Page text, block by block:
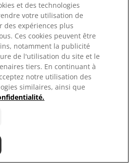
et des technologies
votre utilisation de
des expériences plus
Ces cookies peuvent être
notamment la publicité
de l'utilisation du site et le
tiers. En continuant à
notre utilisation des
similaires, ainsi que